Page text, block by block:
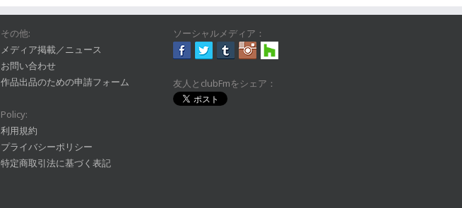
その他:
メディア掲載／ニュース
お問い合わせ
作品出品のための申請フォーム
Policy:
利用規約
プライバシーポリシー
特定商取引法に基づく表記
ソーシャルメディア：
友人とclubFmをシェア：